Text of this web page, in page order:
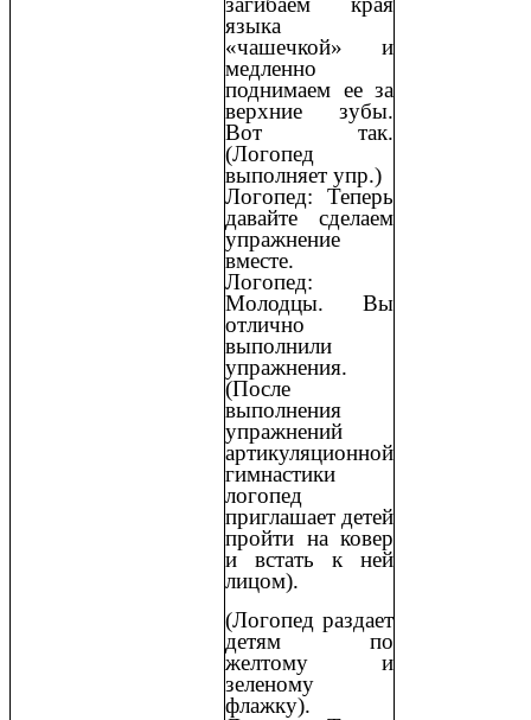
языка
«чашечкой» и
медленно
поднимаем ее за
верхние зубы.
Вот так.
(Логопед
выполняет упр.)
Логопед: Теперь
давайте сделаем
упражнение
вместе.
Логопед:
Молодцы. Вы
отлично
выполнили
упражнения.
(После
выполнения
упражнений
артикуляционной
гимнастики
логопед
приглашает детей
пройти на ковер
и встать к ней
лицом).
(Логопед раздает
детям по
желтому и
зеленому
флажку).